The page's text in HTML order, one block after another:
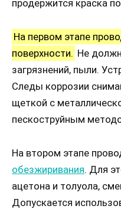
продержится краска
На первом этапе
поверхности. Не
загрязнений, пыли.
Следы коррозии
щеткой с
пескоструйным
На втором этапе
обезжиривания. Для
ацетона и толуола,
Допускается